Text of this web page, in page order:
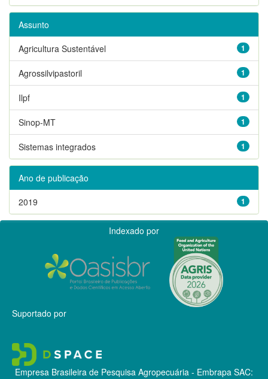
Assunto
1
Agricultura Sustentável
1
Agrossilvipastoril
1
Ilpf
1
Sinop-MT
1
Sistemas integrados
Ano de publicação
1
2019
Indexado por
Suportado por
Empresa Brasileira de Pesquisa Agropecuária - Embrapa SAC: